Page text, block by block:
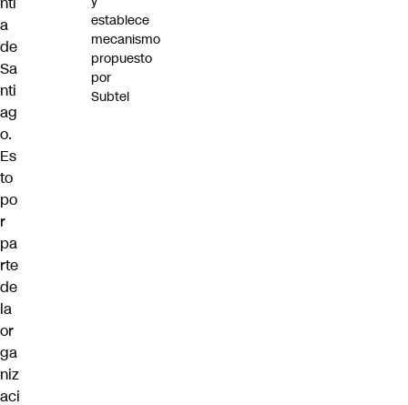
a
de
Sa
nti
ag
o.
Es
to
po
r
pa
rte
de
la
or
ga
niz
aci
establece
mecanismo
propuesto
por
Subtel